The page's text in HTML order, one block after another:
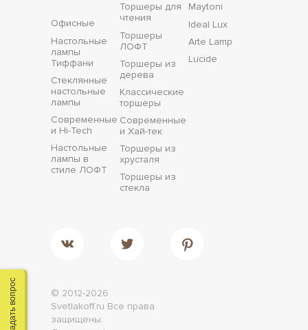
Офисные
Настольные
лампы
Тиффани
Стеклянные
настольные
лампы
Современные
и Hi-Tech
Настольные
лампы в
стиле ЛОФТ
Торшеры для
чтения
Торшеры
ЛОФТ
Торшеры из
дерева
Классические
торшеры
Современные
и Хай-тек
Торшеры из
хрусталя
Торшеры из
стекла
Maytoni
Ideal Lux
Arte Lamp
Lucide
© 2012-2026
Svetlakoff.ru Все права
защищены.
Задать вопрос